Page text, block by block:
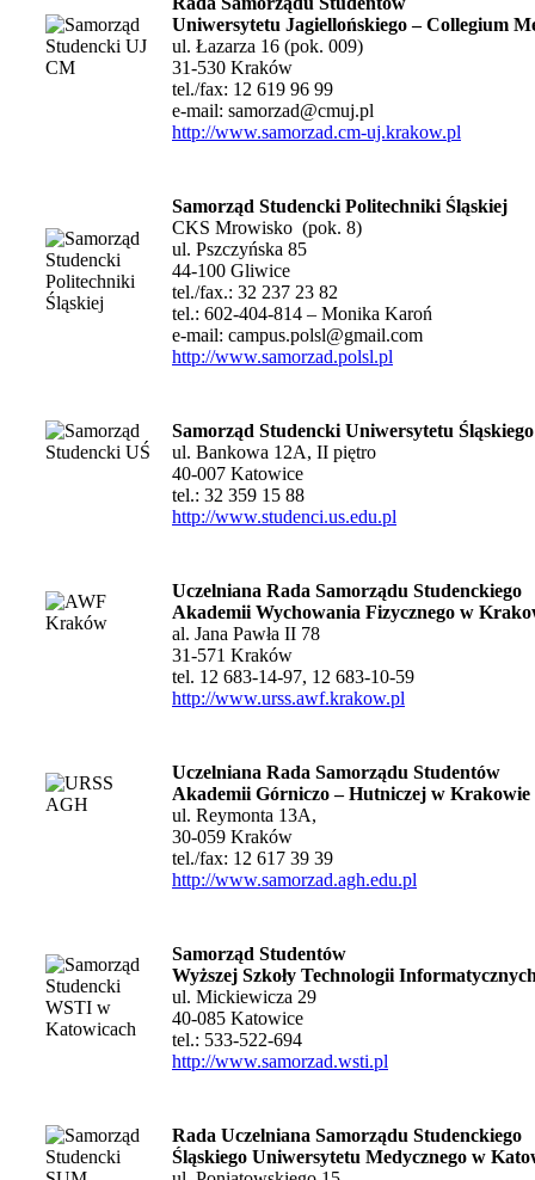
Uniwersytetu Jagiellońskiego – Collegium
ul. Łazarza 16 (pok. 009)
31-530 Kraków
tel./fax: 12 619 96 99
e-mail: samorzad@cmuj.pl
http://www.samorzad.cm-uj.krakow.pl
Samorząd Studencki Politechniki Śląskiej
CKS Mrowisko (pok. 8)
ul. Pszczyńska 85
44-100 Gliwice
tel./fax.: 32 237 23 82
tel.: 602-404-814 – Monika Karoń
e-mail: campus.polsl@gmail.com
http://www.samorzad.polsl.pl
Samorząd Studencki Uniwersytetu Śląskiego
ul. Bankowa 12A, II piętro
40-007 Katowice
tel.: 32 359 15 88
http://www.studenci.us.edu.pl
Uczelniana Rada Samorządu Studenckiego
Akademii Wychowania Fizycznego w
al. Jana Pawła II 78
31-571 Kraków
tel. 12 683-14-97, 12 683-10-59
http://www.urss.awf.krakow.pl
Uczelniana Rada Samorządu Studentów
Akademii Górniczo – Hutniczej w Krakowie
ul. Reymonta 13A,
30-059 Kraków
tel./fax: 12 617 39 39
http://www.samorzad.agh.edu.pl
Samorząd Studentów
Wyższej Szkoły Technologii
ul. Mickiewicza 29
40-085 Katowice
tel.: 533-522-694
http://www.samorzad.wsti.pl
Rada Uczelniana Samorządu Studenckiego
Śląskiego Uniwersytetu Medycznego w